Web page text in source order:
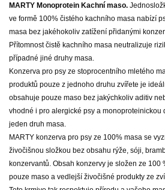
MARTY Monoprotein Kachní maso.
ve formě 100% čistého kachního masa nabízí
masa bez jakéhokoliv zatížení přidanými
Přítomnost čistě kachního masa neutralizuje
případné jiné druhy masa.
Konzerva pro psy ze stoprocentního mletého
produktů pouze z jednoho druhu zvířete je
obsahuje pouze maso bez jakýchkoliv aditiv
vhodné i pro alergické psy a monoproteinickou
jeden druh masa.
MARTY konzerva pro psy ze 100% masa se
živočišnou složkou bez obsahu rýže, sóji,
konzervantů. Obsah konzervy je složen ze 100
pouze maso a vedlejší živočišné produkty ze